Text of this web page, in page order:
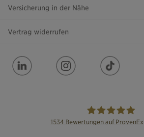
Versicherung in der Nähe
Vertrag widerrufen
1534 Bewertungen auf